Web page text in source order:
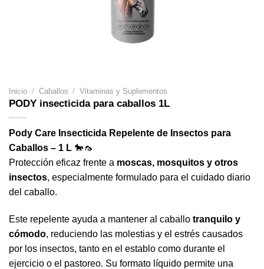
Inicio / Caballos / Vitaminas y Suplementos
PODY insecticida para caballos 1L
Pody Care Insecticida Repelente de Insectos para
Caballos – 1 L 🐎🦟
Protección eficaz frente a moscas, mosquitos y otros
insectos, especialmente formulado para el cuidado diario
del caballo.
Este repelente ayuda a mantener al caballo tranquilo y
cómodo, reduciendo las molestias y el estrés causados
por los insectos, tanto en el establo como durante el
ejercicio o el pastoreo. Su formato líquido permite una